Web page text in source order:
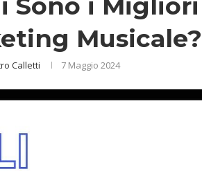
Musicale?
Calletti 7 Maggio 2024